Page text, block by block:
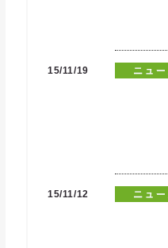
15/11/19
15/11/12